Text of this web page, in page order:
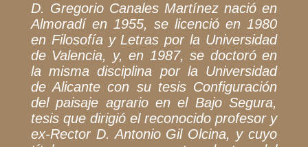
D. Gregorio Canales Martínez nació en
Almoradí en 1955, se licenció en 1980
en Filosofía y Letras por la Universidad
de Valencia, y, en 1987, se doctoró en
la misma disciplina por la Universidad
de Alicante con su tesis Configuración
del paisaje agrario en el Bajo Segura,
tesis que dirigió el reconocido profesor y
ex-Rector D. Antonio Gil Olcina, y cuyo